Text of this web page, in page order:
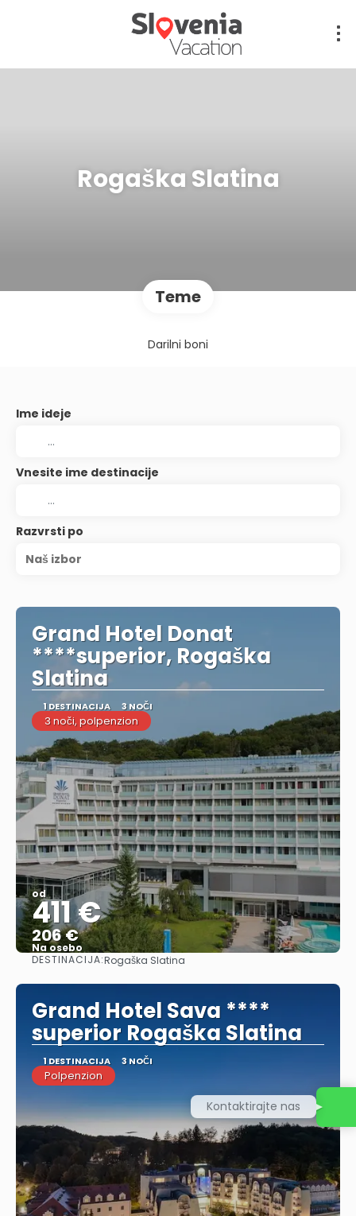
Rogaška Slatina
Teme
Darilni boni
Ime ideje
Vnesite ime destinacije
Razvrsti po
Naš izbor
Grand Hotel Donat
****superior, Rogaška
Slatina
1 DESTINACIJA 3 NOČI
3 noči, polpenzion
od
411 €
206 €
Na osebo
Glej .
DESTINACIJA:Rogaška Slatina
Grand Hotel Sava ****
superior Rogaška Slatina
1 DESTINACIJA 3 NOČI
Polpenzion
Kontaktirajte nas